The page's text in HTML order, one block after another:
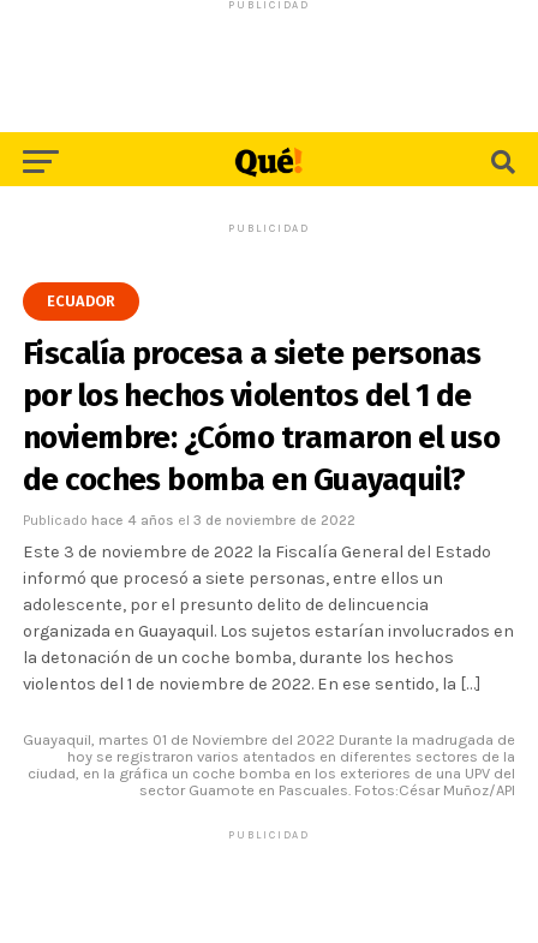
PUBLICIDAD
PUBLICIDAD
ECUADOR
Fiscalía procesa a siete personas
por los hechos violentos del 1 de
noviembre: ¿Cómo tramaron el uso
de coches bomba en Guayaquil?
Publicado hace 4 años el 3 de noviembre de 2022
Este 3 de noviembre de 2022 la Fiscalía General del Estado
informó que procesó a siete personas, entre ellos un
adolescente, por el presunto delito de delincuencia
organizada en Guayaquil. Los sujetos estarían involucrados en
la detonación de un coche bomba, durante los hechos
violentos del 1 de noviembre de 2022. En ese sentido, la […]
Guayaquil, martes 01 de Noviembre del 2022 Durante la madrugada de
hoy se registraron varios atentados en diferentes sectores de la
ciudad, en la gráfica un coche bomba en los exteriores de una UPV del
sector Guamote en Pascuales. Fotos:César Muñoz/API
PUBLICIDAD